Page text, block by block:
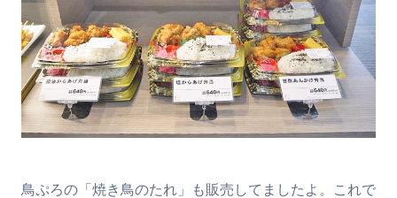
鳥ぷろの「焼き鳥のたれ」も販売してましたよ。これで